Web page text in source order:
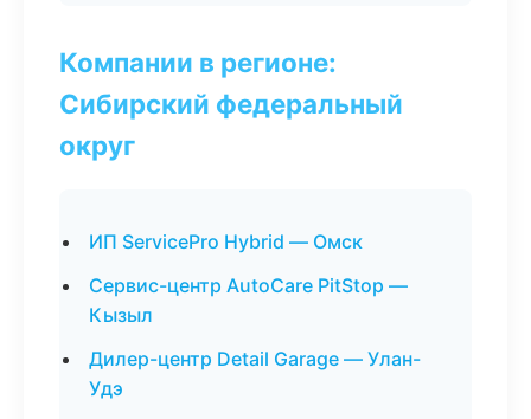
Компании в регионе:
Сибирский федеральный
округ
ИП ServicePro Hybrid — Омск
Сервис-центр AutoCare PitStop —
Кызыл
Дилер-центр Detail Garage — Улан-
Удэ